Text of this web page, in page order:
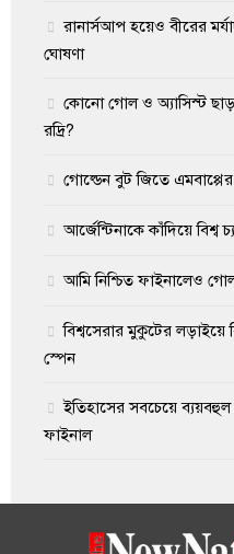
রানার্সআপ হয়েও বীরের
ঘোষণা
কোনো গোল ও অ্যাসিস্ট
রদ্রি?
গোল্ডেন বুট জিতে এমবাপ্পের
আর্জেন্টিনাকে কাঁদিয়ে বিশ্ব
আমি নিশ্চিত ফাইনালেও
বিশ্বসেরার মুকুটের লড়াইয়ে
স্পেন
ইতিহাসের সবচেয়ে
ফাইনাল